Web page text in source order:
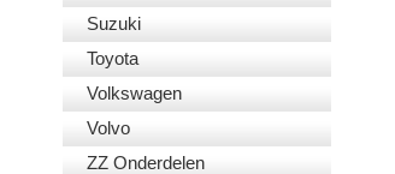
Suzuki
Toyota
Volkswagen
Volvo
ZZ Onderdelen